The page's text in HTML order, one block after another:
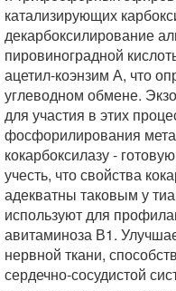
катализиру­ющих
декарбоксилирование
пировиноградной
ацетил-коэнзим А, что
углеводном обмене.
для участия в этих
фосфорилирования
кокарбоксилазу -
учесть, что свойства
адекватны таковым у
используют для
авитаминоза В1.
нервной ткани,
сердечно-сосудистой